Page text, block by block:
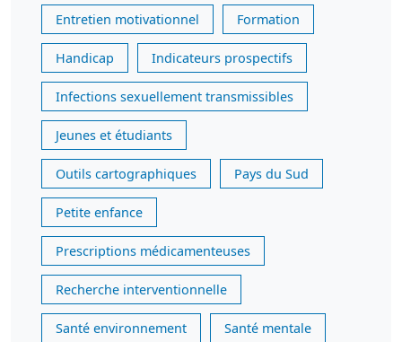
Entretien motivationnel Formation
Handicap Indicateurs prospectifs
Infections sexuellement transmissibles
Jeunes et étudiants
Outils cartographiques Pays du Sud
Petite enfance
Prescriptions médicamenteuses
Recherche interventionnelle
Santé environnement Santé mentale